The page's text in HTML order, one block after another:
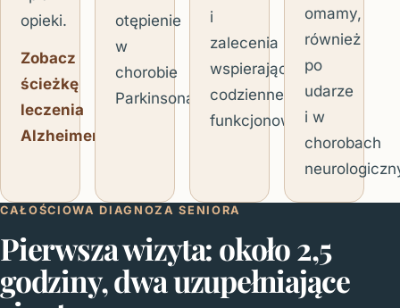
opieki.
Zobacz
ścieżkę
leczenia
Alzheimera
otępienie
w
chorobie
Parkinsona.
i
zalecenia
wspierające
codzienne
funkcjonowanie.
omamy,
również
po
udarze
i w
chorobach
CAŁOŚCIOWA DIAGNOZA SENIORA
Pierwsza wizyta: około 2,5
godziny, dwa uzupełniające